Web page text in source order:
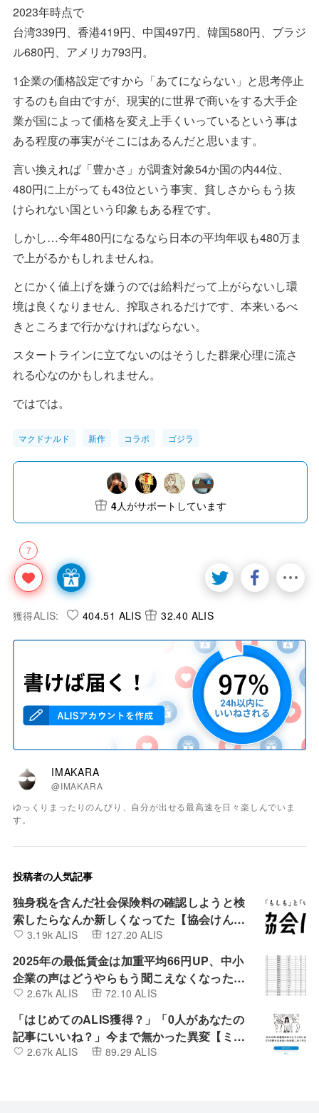
2023年時点で
台湾339円、香港419円、中国497円、韓国580円、ブラジ
ル680円、アメリカ793円。
1企業の価格設定ですから「あてにならない」と思考停止
するのも自由ですが、現実的に世界で商いをする大手企
業が国によって価格を変え上手くいっているという事は
ある程度の事実がそこにはあるんだと思います。
言い換えれば「豊かさ」が調査対象54か国の内44位、
480円に上がっても43位という事実、貧しさからもう抜
けられない国という印象もある程です。
しかし…今年480円になるなら日本の平均年収も480万ま
で上がるかもしれませんね。
とにかく値上げを嫌うのでは給料だって上がらないし環
境は良くなりません、搾取されるだけです、本来いるべ
きところまで行かなければならない。
スタートラインに立てないのはそうした群衆心理に流さ
れる心なのかもしれません。
ではでは。
マクドナルド 新作 コラボ ゴジラ
7
4人がサポートしています
獲得ALIS: 404.51 ALIS 32.40 ALIS
IMAKARA
@IMAKARA
ゆっくりまったりのんびり、自分が出せる最高速を日々楽しんでいま
す。
投稿者の人気記事
独身税を含んだ社会保険料の確認しようと検
索したらなんか新しくなってた【協会けん
ぽ】3.19k ALIS 127.20 ALIS
2025年の最低賃金は加重平均66円UP、中小
企業の声はどうやらもう聞こえなくなったよ
うです。
2.67k ALIS 72.10 ALIS
「はじめてのALIS獲得？」「0人があなたの
記事にいいね？」今まで無かった異変【ミン
カブIR】
2.67k ALIS 89.29 ALIS